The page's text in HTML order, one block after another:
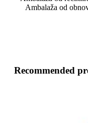
Ambalaža od
Recommended